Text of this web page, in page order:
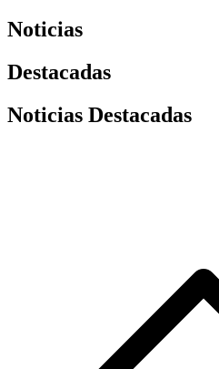
Noticias
Destacadas
Noticias Destacadas